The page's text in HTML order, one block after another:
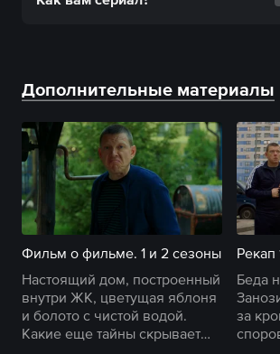
Дополнительные материалы
Фильм о фильме. 1 и 2 сезоны
Настоящий дом, построенный
внутри ЖК, цветущая яблоня
и болото с чистой водой.
Какие еще тайны скрывает
Рекап
Беда
за